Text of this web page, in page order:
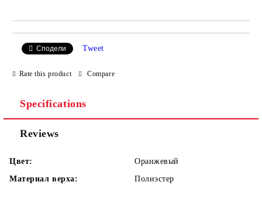
Сподели Tweet
Rate this product Compare
Specifications
Reviews
Цвет:
Оранжевый
Материал верха:
Полиэстер